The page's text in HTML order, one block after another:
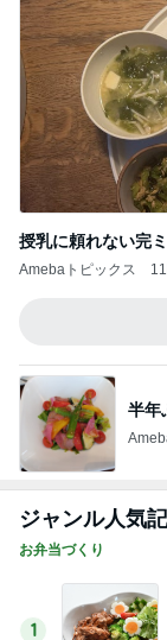
授乳に頼れない完
Amebaトピックス
半年
ジャンル人気
お弁当づくり
1